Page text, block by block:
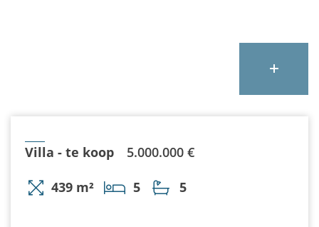
5.000.000 €
Villa - te koop
439 m² 5 5